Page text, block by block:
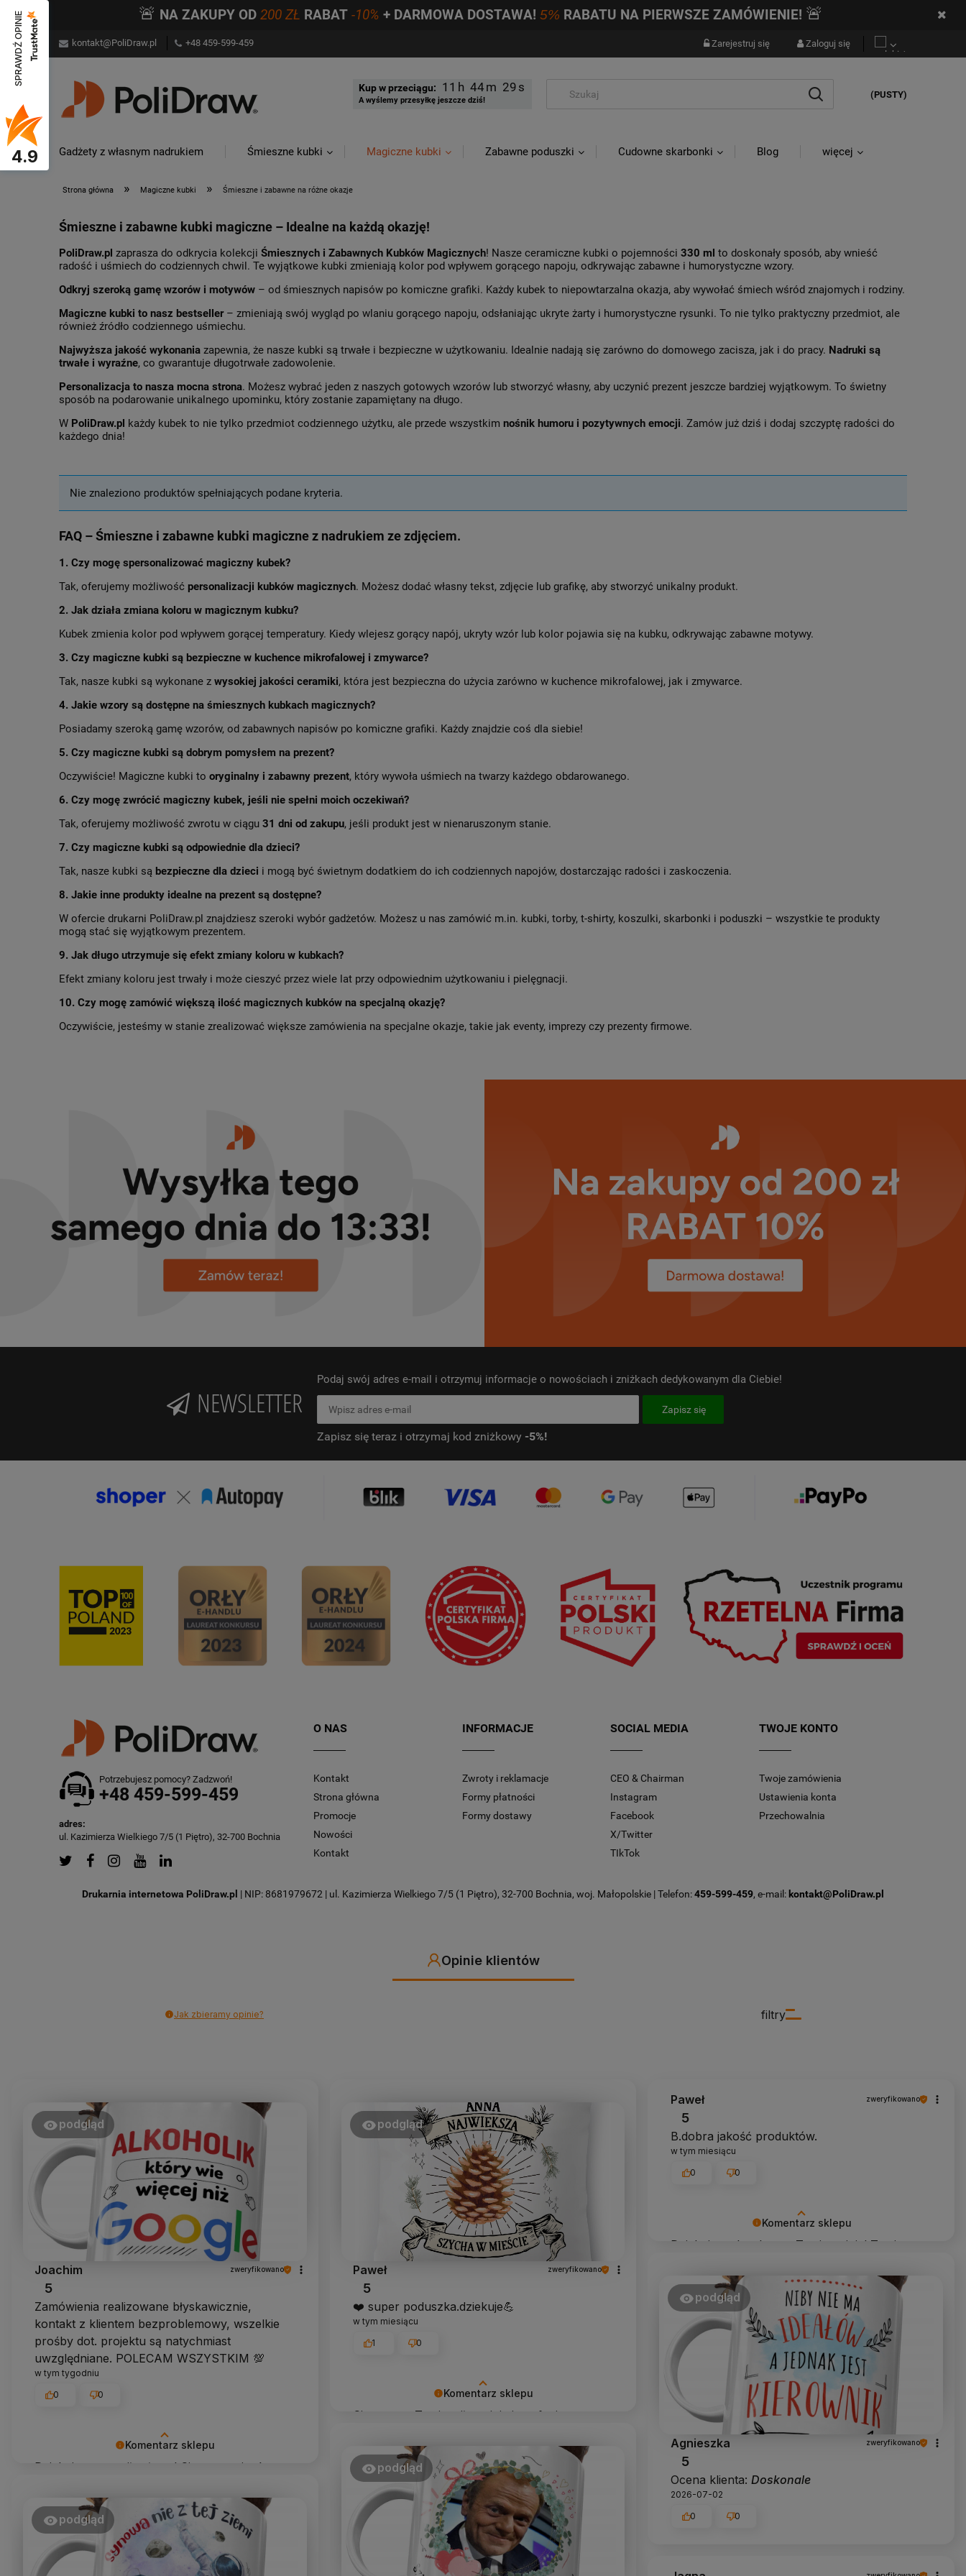
🚨 NA ZAKUPY OD 200 ZŁ RABAT -10% + DARMOWA DOSTAWA! 5% RABATU NA PIERWSZE ZAMÓWIENIE! 🚨
kontakt@PoliDraw.pl +48 459-599-459 Zarejestruj się Zaloguj się
(PUSTY)
Kup w przeciągu: 11 44 28
A wyślemy przesyłkę jeszcze dziś!
Gadżety z własnym nadrukiem Śmieszne kubki Magiczne kubki Zabawne poduszki Cudowne skarbonki Blog więcej
Strona główna » Magiczne kubki » Śmieszne i zabawne na różne okazje
Śmieszne i zabawne kubki magiczne – Idealne na każdą okazję!
PoliDraw.pl zaprasza do odkrycia kolekcji Śmiesznych i Zabawnych Kubków Magicznych! Nasze ceramiczne kubki o pojemności 330 ml to doskonały sposób, aby wnieść
radość i uśmiech do codziennych chwil. Te wyjątkowe kubki zmieniają kolor pod wpływem gorącego napoju, odkrywając zabawne i humorystyczne wzory.
Odkryj szeroką gamę wzorów i motywów – od śmiesznych napisów po komiczne grafiki. Każdy kubek to niepowtarzalna okazja, aby wywołać śmiech wśród znajomych i rodziny.
Magiczne kubki to nasz bestseller– zmieniają swój wygląd po wlaniu gorącego napoju, odsłaniając ukryte żarty i humorystyczne rysunki. To nie tylko praktyczny przedmiot, ale
również źródło codziennego uśmiechu.
Najwyższa jakość wykonania zapewnia, że nasze kubki są trwałe i bezpieczne w użytkowaniu. Idealnie nadają się zarówno do domowego zacisza, jak i do pracy. Nadruki są
trwałe i wyraźne, co gwarantuje długotrwałe zadowolenie.
Personalizacja to nasza mocna strona. Możesz wybrać jeden z naszych gotowych wzorów lub stworzyć własny, aby uczynić prezent jeszcze bardziej wyjątkowym. To świetny
sposób na podarowanie unikalnego upominku, który zostanie zapamiętany na długo.
W PoliDraw.pl każdy kubek to nie tylko przedmiot codziennego użytku, ale przede wszystkim nośnik humoru i pozytywnych emocji. Zamów już dziś i dodaj szczyptę radości do
każdego dnia!
Nie znaleziono produktów spełniających podane kryteria.
FAQ – Śmieszne i zabawne kubki magiczne z nadrukiem ze zdjęciem.
1. Czy mogę spersonalizować magiczny kubek?
Tak, oferujemy możliwość personalizacji kubków magicznych. Możesz dodać własny tekst, zdjęcie lub grafikę, aby stworzyć unikalny produkt.
2. Jak działa zmiana koloru w magicznym kubku?
Kubek zmienia kolor pod wpływem gorącej temperatury. Kiedy wlejesz gorący napój, ukryty wzór lub kolor pojawia się na kubku, odkrywając zabawne motywy.
3. Czy magiczne kubki są bezpieczne w kuchence mikrofalowej i zmywarce?
Tak, nasze kubki są wykonane z wysokiej jakości ceramiki, która jest bezpieczna do użycia zarówno w kuchence mikrofalowej, jak i zmywarce.
4. Jakie wzory są dostępne na śmiesznych kubkach magicznych?
Posiadamy szeroką gamę wzorów, od zabawnych napisów po komiczne grafiki. Każdy znajdzie coś dla siebie!
5. Czy magiczne kubki są dobrym pomysłem na prezent?
Oczywiście! Magiczne kubki to oryginalny i zabawny prezent, który wywoła uśmiech na twarzy każdego obdarowanego.
6. Czy mogę zwrócić magiczny kubek, jeśli nie spełni moich oczekiwań?
Tak, oferujemy możliwość zwrotu w ciągu 31 dni od zakupu, jeśli produkt jest w nienaruszonym stanie.
7. Czy magiczne kubki są odpowiednie dla dzieci?
Tak, nasze kubki są bezpieczne dla dzieci i mogą być świetnym dodatkiem do ich codziennych napojów, dostarczając radości i zaskoczenia.
8. Jakie inne produkty idealne na prezent są dostępne?
W ofercie drukarni PoliDraw.pl znajdziesz szeroki wybór gadżetów. Możesz u nas zamówić m.in. kubki, torby, t-shirty, koszulki, skarbonki i poduszki – wszystkie te produkty
mogą stać się wyjątkowym prezentem.
9. Jak długo utrzymuje się efekt zmiany koloru w kubkach?
Efekt zmiany koloru jest trwały i może cieszyć przez wiele lat przy odpowiednim użytkowaniu i pielęgnacji.
10. Czy mogę zamówić większą ilość magicznych kubków na specjalną okazję?
Oczywiście, jesteśmy w stanie zrealizować większe zamówienia na specjalne okazje, takie jak eventy, imprezy czy prezenty firmowe.
NEWSLETTER
Podaj swój adres e-mail i otrzymuj informacje o nowościach i zniżkach dedykowanym dla Ciebie!
Zapisz się teraz i otrzymaj kod zniżkowy -5%!
Potrzebujesz pomocy? Zadzwoń!
+48 459-599-459
adres:
ul. Kazimierza Wielkiego 7/5 (1 Piętro), 32-700 Bochnia
O NAS
Kontakt
Strona główna
Promocje
Nowości
Kontakt
INFORMACJE
Zwroty i reklamacje
Formy płatności
Formy dostawy
SOCIAL MEDIA
CEO & Chairman
Instagram
Facebook
X/Twitter
TIkTok
TWOJE KONTO
Twoje zamówienia
Ustawienia konta
Przechowalnia
Drukarnia internetowa PoliDraw.pl | NIP: 8681979672 | ul. Kazimierza Wielkiego 7/5 (1 Piętro), 32-700 Bochnia, woj. Małopolskie | Telefon:459-599-459, e-mail: kontakt@PoliDraw.pl
Opinie klientów
filtry
Jak zbieramy opinie?
Komentarz sklepu
Dziękujemy za miłe słowa! Cieszymy się, że
możemy zapewnić odpowiednią obsługę tak
świetnym klientom. Dziękujemy raz jeszcze!
podgląd
Joachim zweryfikowano
5
Zamówienia realizowane błyskawicznie,
kontakt z klientem bezproblemowy, wszelkie
prośby dot. projektu są natychmiast
uwzględniane. POLECAM WSZYSTKIM 💯
w tym tygodniu
0 0 Komentarz sklepu
Cieszy nas Twoja miła opinia i zaufanie.
klientów jak Ty. Z pozdrowieniami, obsługa
sklepu.
podgląd
Paweł zweryfikowano
5
❤️ super poduszka.dziekuje💪
w tym miesiącu
1 0
Komentarz sklepu
Dziękujemy bardzo za Twoją opinię! Twoja
wiemy, że jesteśmy na właściwym torze :) Z
pozdrowieniami, obsługa sklepu.
Paweł zweryfikowano
5
B.dobra jakość produktów.
w tym miesiącu
0 0
podgląd
Agnieszka zweryfikowano
5
Ocena klienta: Doskonale
2026-07-02
0 0
podgląd
podgląd
SPRAWDŹ OPINIE
4.9